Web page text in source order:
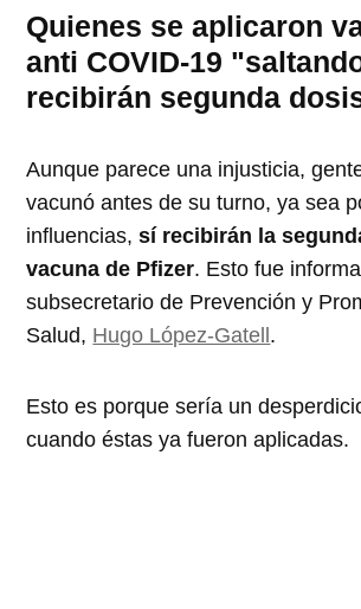
Quienes se aplicaron
anti COVID-19
recibirán segunda
Aunque parece una injusticia,
vacunó antes de su turno, ya sea
influencias,sí recibirán la
vacuna de Pfizer. Esto fue
subsecretario de Prevención y
Salud, Hugo López-Gatell.
Esto es porque sería un
cuando éstas ya fueron aplicadas.